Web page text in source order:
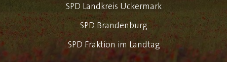
SPD Landkreis Uckermark
SPD Brandenburg
SPD Fraktion im Landtag